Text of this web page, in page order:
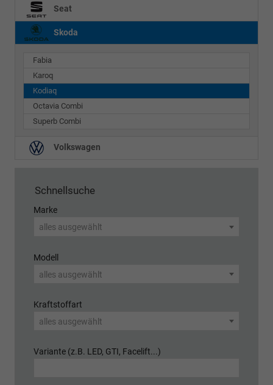
Seat
Skoda
Fabia
Karoq
Kodiaq
Octavia Combi
Superb Combi
Volkswagen
Schnellsuche
Marke
alles ausgewählt
Modell
alles ausgewählt
Kraftstoffart
alles ausgewählt
Variante (z.B. LED, GTI, Facelift...)